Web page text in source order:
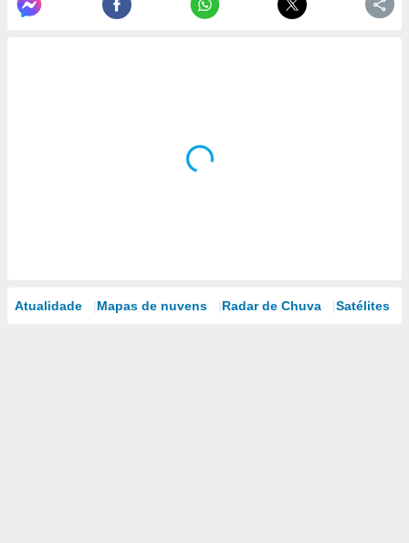
Atualidade Mapas de nuvens Radar de Chuva Satélites